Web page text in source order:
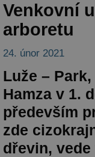
Venkovní
arboretu
24. únor 2021
Luže –
Hamza v 1.
především
zde
dřevin,